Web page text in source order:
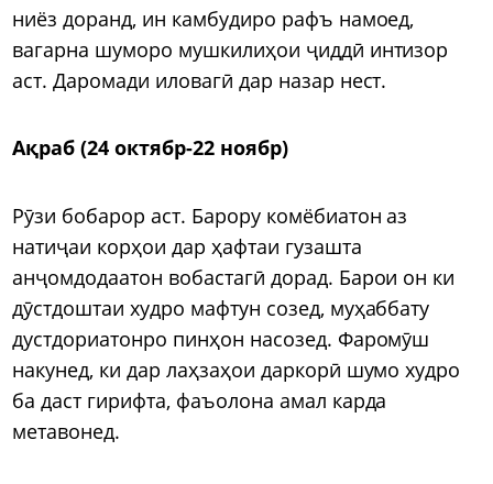
ниёз доранд, ин камбудиро рафъ намоед,
вагарна шуморо мушкилиҳои ҷиддӣ интизор
аст. Даромади иловагӣ дар назар нест.
Ақраб (24 октябр-22 ноябр)
Рӯзи бобарор аст. Барору комёбиатон аз
натиҷаи корҳои дар ҳафтаи гузашта
анҷомдодаатон вобастагӣ дорад. Барои он ки
дӯстдоштаи худро мафтун созед, муҳаббату
дустдориатонро пинҳон насозед. Фаромӯш
накунед, ки дар лаҳзаҳои даркорӣ шумо худро
ба даст гирифта, фаъолона амал карда
метавонед.